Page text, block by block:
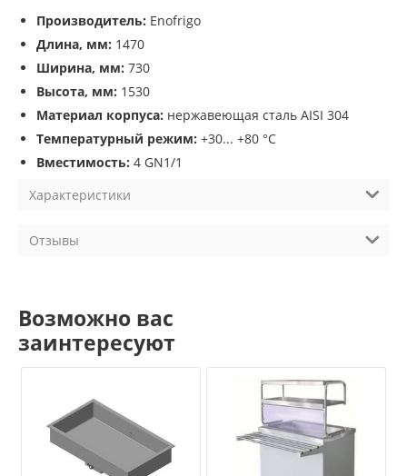
Производитель: Enofrigo
Длина, мм: 1470
Ширина, мм: 730
Высота, мм: 1530
Материал корпуса: нержавеющая сталь AISI 304
Температурный режим: +30... +80 °C
Вместимость: 4 GN1/1
Характеристики
Отзывы
Возможно вас
заинтересуют